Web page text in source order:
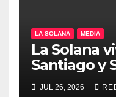
LA SOLANA MEDIA
La Solana
Santiago y
JUL 26, 2026